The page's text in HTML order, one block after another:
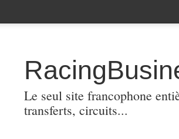
Le seul site francophone
transferts, circuits...